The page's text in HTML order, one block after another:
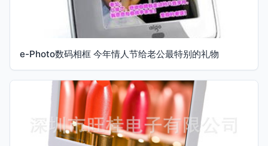
e-Photo数码相框 今年情人节给老公最特别的礼物